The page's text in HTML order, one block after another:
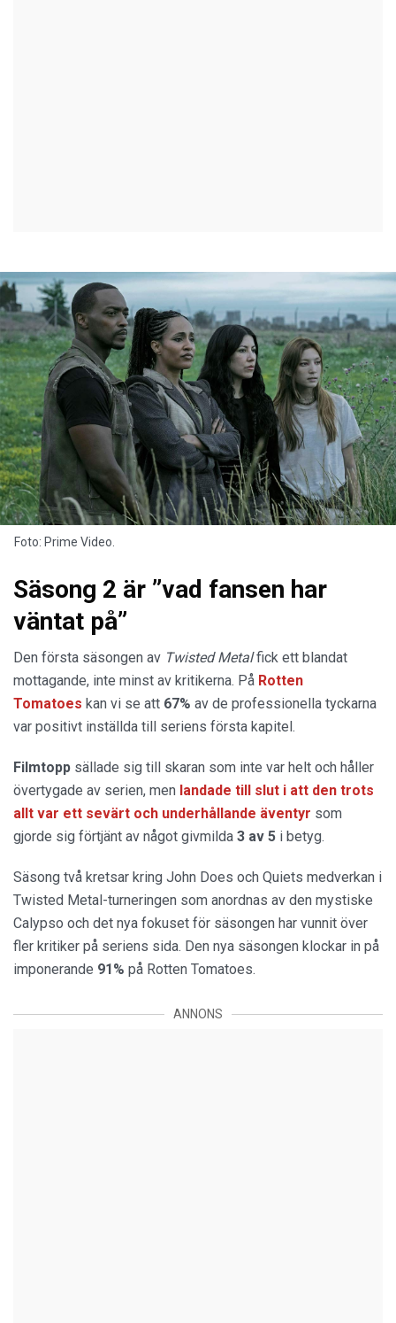
Foto: Prime Video.
Säsong 2 är ”vad fansen har
väntat på”
Den första säsongen av Twisted Metalfick ett blandat
mottagande, inte minst av kritikerna. På Rotten
Tomatoes kan vi se att 67% av de professionella tyckarna
var positivt inställda till seriens första kapitel.
Filmtopp sällade sig till skaran som inte var helt och håller
övertygade av serien, men landade till slut i att den trots
allt var ett sevärt och underhållande äventyr som
gjorde sig förtjänt av något givmilda 3 av 5 i betyg.
Säsong två kretsar kring John Does och Quiets medverkan i
Twisted Metal-turneringen som anordnas av den mystiske
Calypso och det nya fokuset för säsongen har vunnit över
fler kritiker på seriens sida. Den nya säsongen klockar in på
imponerande 91% på Rotten Tomatoes.
ANNONS